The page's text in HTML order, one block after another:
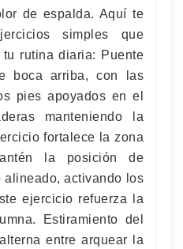
de espalda. Aquí te
simples que
rutina diaria: Puente
boca arriba, con las
pies apoyados en el
manteniendo la
fortalece la zona
la posición de
alineado, activando los
ejercicio refuerza la
Estiramiento del
entre arquear la